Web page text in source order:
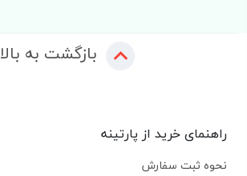
بازگشت به بالا
راهنمای خرید از پارتینه
نحوه ثبت سفارش